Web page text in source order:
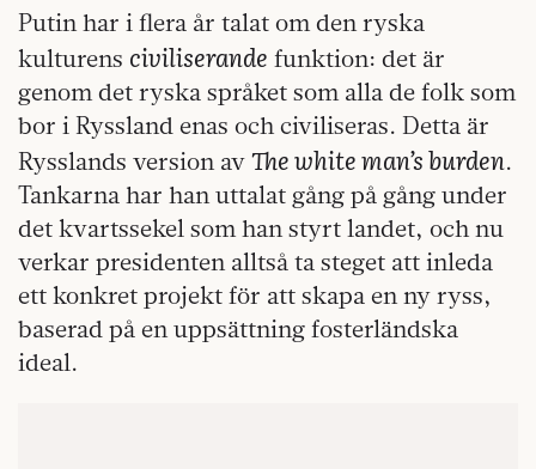
Putin har i flera år talat om den ryska
kulturens civiliserande funktion: det är
genom det ryska språket som alla de folk som
bor i Ryssland enas och civiliseras. Detta är
Rysslands version av The white man’s burden.
Tankarna har han uttalat gång på gång under
det kvartssekel som han styrt landet, och nu
verkar presidenten alltså ta steget att inleda
ett konkret projekt för att skapa en ny ryss,
baserad på en uppsättning fosterländska
ideal.